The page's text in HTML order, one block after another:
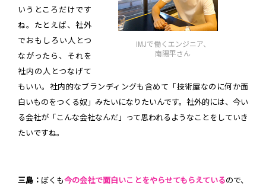
IMJで働くエンジニア、
南陽平さん
いうところだけです
ね。たとえば、社外
でおもしろい人とつ
ながったら、それを
社内の人とつなげて
もいい。社内的なブランディングも含めて「技術屋なのに何か面
白いものをつくる奴」みたいになりたいんです。社外的には、今い
る会社が「こんな会社なんだ」って思われるようなことをしていき
たいですね。
三島： ぼくも今の会社で面白いことをやらせてもらえているので、